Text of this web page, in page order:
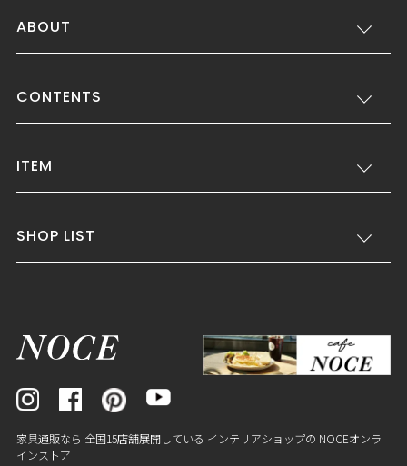
ABOUT
CONTENTS
ITEM
SHOP LIST
家具通販なら 全国15店舗展開している インテリアショップの NOCEオンラ
インストア